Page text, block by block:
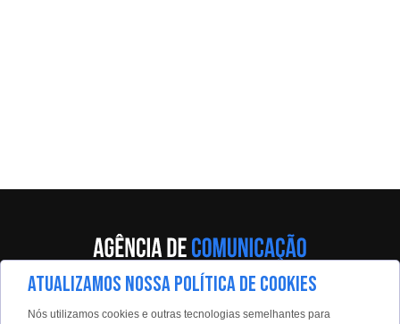
Av. Eng. Caetano Álvares, 55 - 5º andar
ATUALIZAMOS NOSSA POLÍTICA DE COOKIES
Nós utilizamos cookies e outras tecnologias semelhantes para